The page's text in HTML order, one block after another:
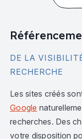
DE LA
RECHERCHE
Les sites créés
Google
recherches. Des
votre disposition